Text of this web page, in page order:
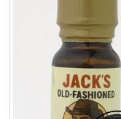
Đây là một chai popper
Người quen dùng và
Ưa chuộng mùi
trọn vẹn.
Tìm cảm giác quen